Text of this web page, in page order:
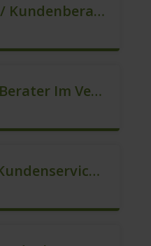
Verkaufsberater / Kundenberater – Ab Sofort (m/w/d)
Quereinsteiger / Berater Im Vertrieb (m/w/d)
Berater Für Den Kundenservice In VZ/TZ (m/w/d)